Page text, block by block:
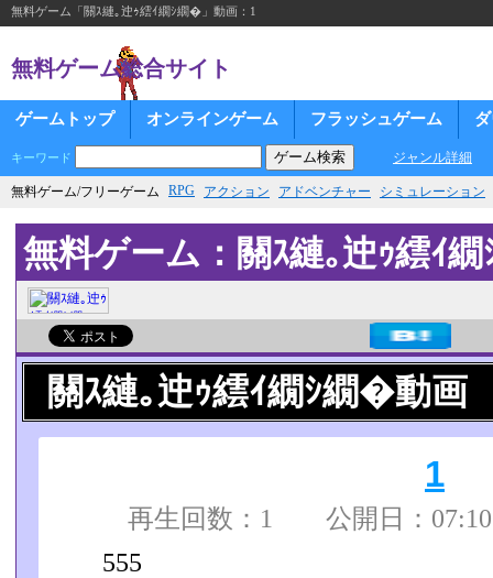
無料ゲーム「關ｽ縺｡迚ｩ繧ｲ繝ｼ繝�」動画：1
無料ゲーム総合サイト
ゲームトップ オンラインゲーム フラッシュゲーム
キーワード ジャンル詳細
無料ゲーム/フリーゲーム RPG アクション アドベンチャー シミュレーション
無料ゲーム：關ｽ縺｡迚ｩ繧ｲ
關ｽ縺｡迚ｩ繧ｲ繝ｼ繝�動画
1
再生回数：1 公開日：
555